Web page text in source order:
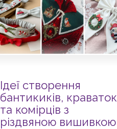
Ідеї створення
бантикиків, краваток
та комірців з
різдвяною вишивкою